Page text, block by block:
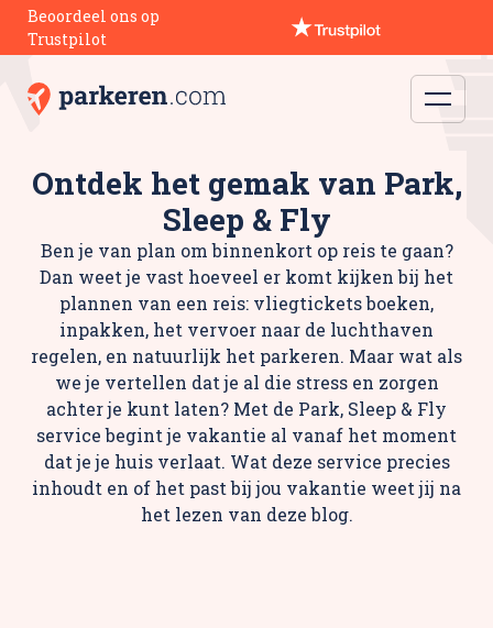
Beoordeel ons op
Trustpilot
Ontdek het gemak van Park,
Sleep & Fly
Ben je van plan om binnenkort op reis te gaan?
Dan weet je vast hoeveel er komt kijken bij het
plannen van een reis: vliegtickets boeken,
inpakken, het vervoer naar de luchthaven
regelen, en natuurlijk het parkeren. Maar wat als
we je vertellen dat je al die stress en zorgen
achter je kunt laten? Met de Park, Sleep & Fly
service begint je vakantie al vanaf het moment
dat je je huis verlaat. Wat deze service precies
inhoudt en of het past bij jou vakantie weet jij na
het lezen van deze blog.